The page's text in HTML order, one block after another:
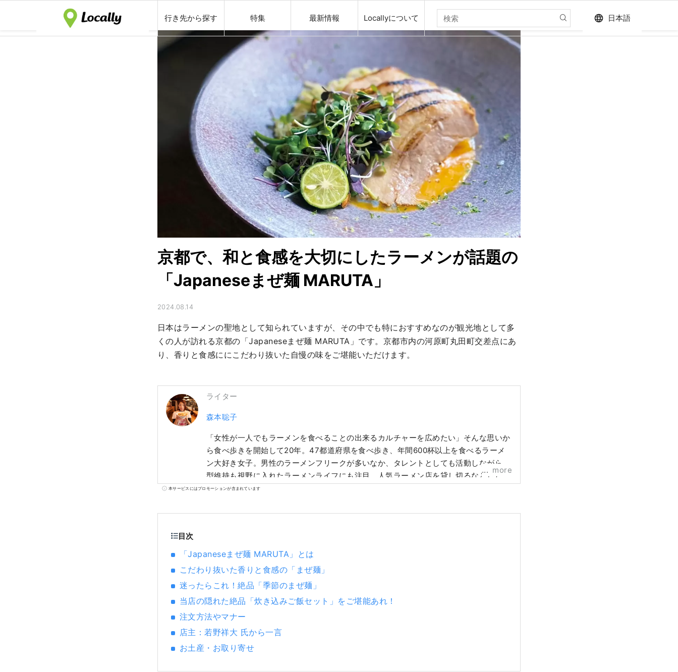
行き先から探す 特集 最新情報 Locallyについて language 日本語
京都で、和と食感を大切にしたラーメンが話題の
「Japaneseまぜ麺 MARUTA」
2024.08.14
日本はラーメンの聖地として知られていますが、その中でも特におすすめなのが観光地として多
くの人が訪れる京都の「Japaneseまぜ麺 MARUTA」です。京都市内の河原町丸田町交差点にあ
り、香りと食感ににこだわり抜いた自慢の味をご堪能いただけます。
ライター
森本聡子
「女性が一人でもラーメンを食べることの出来るカルチャーを広めたい」そんな思いか
ら食べ歩きを開始して20年。47都道府県を食べ歩き、年間600杯以上を食べるラーメ
ン大好き女子。男性のラーメンフリークが多いなか、タレントとしても活動しながら体
型維持も視野に入れたラーメンライフにも注目。人気ラーメン店を貸し切るなどした
「ラーメン女子会」を主宰し、2015年、横浜赤レンガ倉庫にて「第一回ラーメン女子
本、静岡と全国各地で開催し累計約75万人を動員。 2018年には株式会社Ramen
ロデュース・著書『東京ラーメンコレクション』(昭文社)
more
本サービスにはプロモーションが含まれています
目次
「Japaneseまぜ麺 MARUTA」とは
こだわり抜いた香りと食感の「まぜ麺」
迷ったらこれ！絶品「季節のまぜ麺」
当店の隠れた絶品「炊き込みご飯セット」をご堪能あれ！
注文方法やマナー
店主：若野祥大 氏から一言
お土産・お取り寄せ